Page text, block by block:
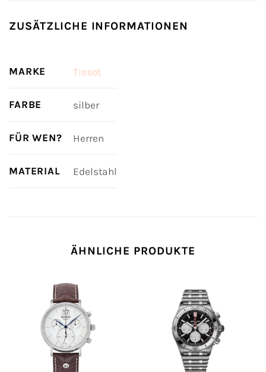
ZUSÄTZLICHE INFORMATIONEN
MARKE Tissot
FARBE silber
FÜR WEN? Herren
MATERIAL Edelstahl
ÄHNLICHE PRODUKTE